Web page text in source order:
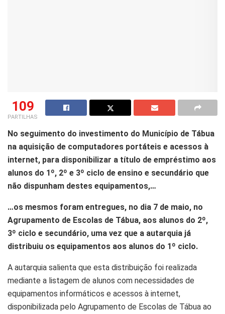
109
PARTILHAS
No seguimento do investimento do Município de Tábua
na aquisição de computadores portáteis e acessos à
internet, para disponibilizar a título de empréstimo aos
alunos do 1º, 2º e 3º ciclo de ensino e secundário que
não dispunham destes equipamentos,…
…os mesmos foram entregues, no dia 7 de maio, no
Agrupamento de Escolas de Tábua, aos alunos do 2º,
3º ciclo e secundário, uma vez que a autarquia já
distribuiu os equipamentos aos alunos do 1º ciclo.
A autarquia salienta que esta distribuição foi realizada
mediante a listagem de alunos com necessidades de
equipamentos informáticos e acessos à internet,
disponibilizada pelo Agrupamento de Escolas de Tábua ao